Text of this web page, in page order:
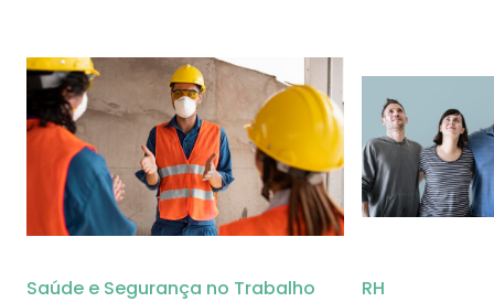
Saúde e Segurança no Trabalho RH